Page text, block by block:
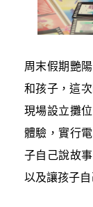
周末假期艷
和孩子，這
現場設立攤
體驗，實行
子自己說故
以及讓孩子